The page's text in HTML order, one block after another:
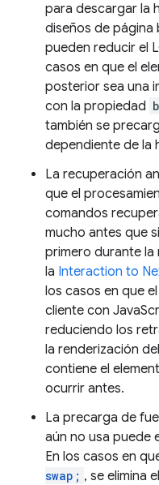
para descargar la
diseños de página
pueden reducir el
casos en que el
posterior sea una
con la propiedad
también se
dependiente de la
La recuperación
que el
comandos
mucho antes que
primero durante
la Interaction to
los casos en que
cliente con
reduciendo los
la renderización
contiene el
ocurrir antes.
La precarga de
aún no usa puede
En los casos en
swap; , se elimina